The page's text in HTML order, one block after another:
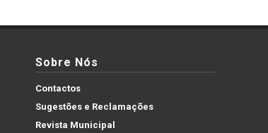
Sobre Nós
Contactos
Sugestões e Reclamações
Revista Municipal